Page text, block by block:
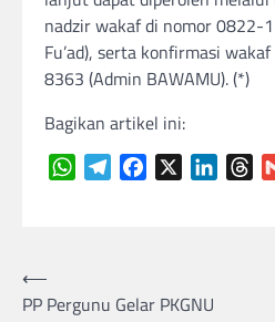
nadzir wakaf di nomor 0822-
Fu’ad), serta konfirmasi
8363 (Admin BAWAMU). (*)
Bagikan artikel ini:
WhatsAppTelegramFacebook
Navigasi
pos
⟵
PP Pergunu Gelar PKGNU